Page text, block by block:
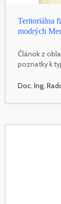
Teritoriálna
modrých
Článok z
poznatky k
Doc. Ing.